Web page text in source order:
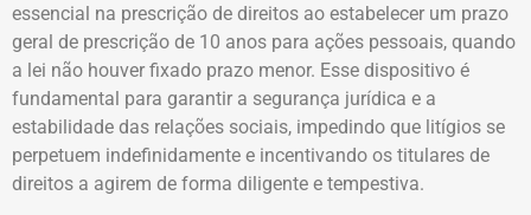
essencial na prescrição de direitos ao estabelecer um prazo
geral de prescrição de 10 anos para ações pessoais, quando
a lei não houver fixado prazo menor. Esse dispositivo é
fundamental para garantir a segurança jurídica e a
estabilidade das relações sociais, impedindo que litígios se
perpetuem indefinidamente e incentivando os titulares de
direitos a agirem de forma diligente e tempestiva.